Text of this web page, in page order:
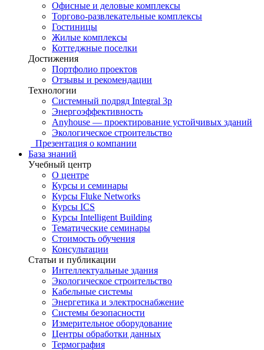
Офисные и деловые комплексы
Торгово-развлекательные комплексы
Гостиницы
Жилые комплексы
Коттеджные поселки
Достижения
Портфолио проектов
Отзывы и рекомендации
Технологии
Системный подряд Integral 3p
Энергоэффективность
Anyhouse — проектирование устойчивых зданий
Экологическое строительство
Презентация о компании
База знаний
Учебный центр
О центре
Курсы и семинары
Курсы Fluke Networks
Курсы ICS
Курсы Intelligent Building
Тематические семинары
Стоимость обучения
Консультации
Статьи и публикации
Интеллектуальные здания
Экологическое строительство
Кабельные системы
Энергетика и электроснабжение
Системы безопасности
Измерительное оборудование
Центры обработки данных
Термография